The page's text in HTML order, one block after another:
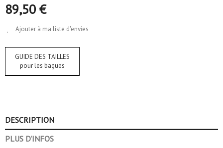
89,50 €
Ajouter à ma liste d'envies
GUIDE DES TAILLES
pour les bagues
DESCRIPTION
PLUS D'INFOS